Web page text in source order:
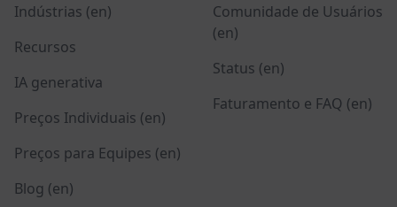
Indústrias (en)
Recursos
IA generativa
Preços Individuais (en)
Preços para Equipes (en)
Blog (en)
Comunidade de Usuários
(en)
Status (en)
Faturamento e FAQ (en)